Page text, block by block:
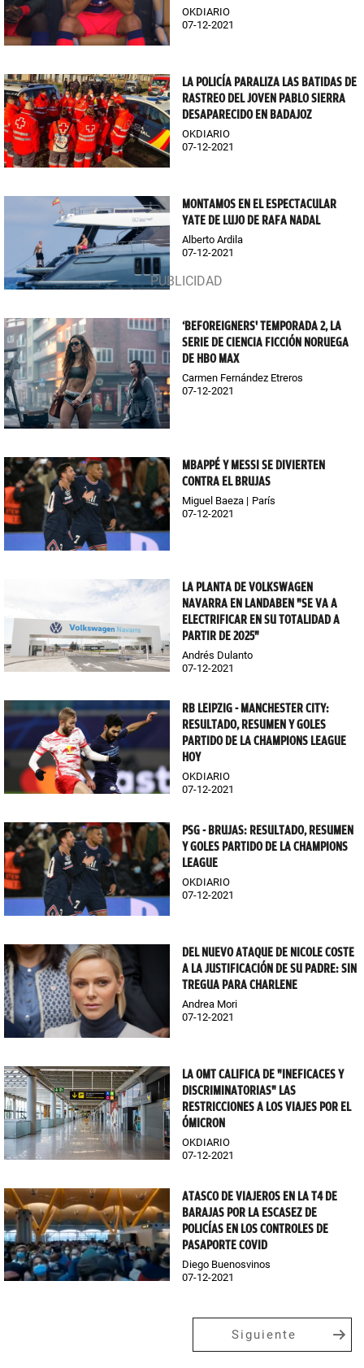
OKDIARIO
07-12-2021
LA POLICÍA PARALIZA LAS BATIDAS DE
RASTREO DEL JOVEN PABLO SIERRA
DESAPARECIDO EN BADAJOZ
OKDIARIO
07-12-2021
MONTAMOS EN EL ESPECTACULAR
YATE DE LUJO DE RAFA NADAL
Alberto Ardila
07-12-2021
‘BEFOREIGNERS' TEMPORADA 2, LA
SERIE DE CIENCIA FICCIÓN NORUEGA
DE HBO MAX
Carmen Fernández Etreros
07-12-2021
MBAPPÉ Y MESSI SE DIVIERTEN
CONTRA EL BRUJAS
Miguel Baeza
París
07-12-2021
LA PLANTA DE VOLKSWAGEN
NAVARRA EN LANDABEN "SE VA A
ELECTRIFICAR EN SU TOTALIDAD A
PARTIR DE 2025"
Andrés Dulanto
07-12-2021
RB LEIPZIG - MANCHESTER CITY:
RESULTADO, RESUMEN Y GOLES
PARTIDO DE LA CHAMPIONS LEAGUE
HOY
OKDIARIO
07-12-2021
PSG - BRUJAS: RESULTADO, RESUMEN
Y GOLES PARTIDO DE LA CHAMPIONS
LEAGUE
OKDIARIO
07-12-2021
DEL NUEVO ATAQUE DE NICOLE COSTE
A LA JUSTIFICACIÓN DE SU PADRE: SIN
TREGUA PARA CHARLENE
Andrea Mori
07-12-2021
LA OMT CALIFICA DE "INEFICACES Y
DISCRIMINATORIAS" LAS
RESTRICCIONES A LOS VIAJES POR EL
ÓMICRON
OKDIARIO
07-12-2021
ATASCO DE VIAJEROS EN LA T4 DE
BARAJAS POR LA ESCASEZ DE
POLICÍAS EN LOS CONTROLES DE
PASAPORTE COVID
Diego Buenosvinos
07-12-2021
Siguiente